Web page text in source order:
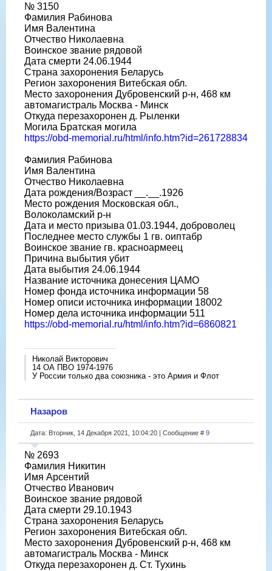
№ 3150
Фамилия Рабинова
Имя Валентина
Отчество Николаевна
Воинское звание рядовой
Дата смерти 24.06.1944
Страна захоронения Беларусь
Регион захоронения Витебская обл.
Место захоронения Дубровенский р-н, 468 км
автомагистраль Москва - Минск
Откуда перезахоронен д. Рыленки
Могила Братская могила
https://obd-memorial.ru/html/info.htm?id=261728834
Фамилия Рабинова
Имя Валентина
Отчество Николаевна
Дата рождения/Возраст __.__.1926
Место рождения Московская обл.,
Волоколамский р-н
Дата и место призыва 01.03.1944, доброволец
Последнее место службы 1 гв. оиптабр
Воинское звание гв. красноармеец
Причина выбытия убит
Дата выбытия 24.06.1944
Название источника донесения ЦАМО
Номер фонда источника информации 58
Номер описи источника информации 18002
Номер дела источника информации 511
https://obd-memorial.ru/html/info.htm?id=6860821
Николай Викторович
14 ОА ПВО 1974-1976
У России только два союзника - это Армия и Флот
Назаров
Дата: Вторник, 14 Декабря 2021, 10:04:20 | Сообщение # 9
№ 2693
Фамилия Никитин
Имя Арсентий
Отчество Иванович
Воинское звание рядовой
Дата смерти 29.10.1943
Страна захоронения Беларусь
Регион захоронения Витебская обл.
Место захоронения Дубровенский р-н, 468 км
автомагистраль Москва - Минск
Откуда перезахоронен д. Ст. Тухинь